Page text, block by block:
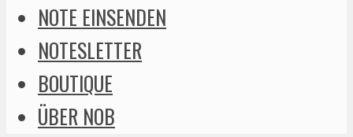
NOTE EINSENDEN
NOTESLETTER
BOUTIQUE
ÜBER NOB